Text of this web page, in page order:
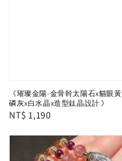
《璀璨金陽-金骨幹太陽石x貓眼黃
磷灰x白水晶x造型鈦晶設計 》
Regular
NT$ 1,190